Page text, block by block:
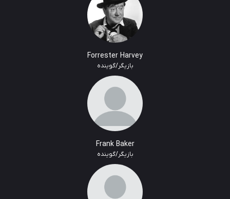
Forrester Harvey
بازیگر/گوینده
Frank Baker
بازیگر/گوینده